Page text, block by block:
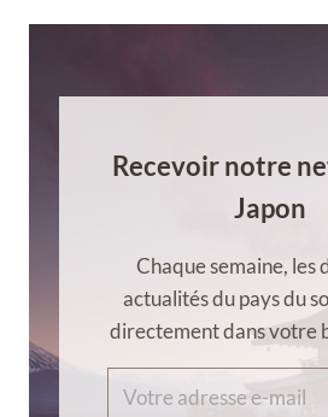
Recevoir notre
Japon
Chaque semaine, les
actualités du pays du
directement dans votre